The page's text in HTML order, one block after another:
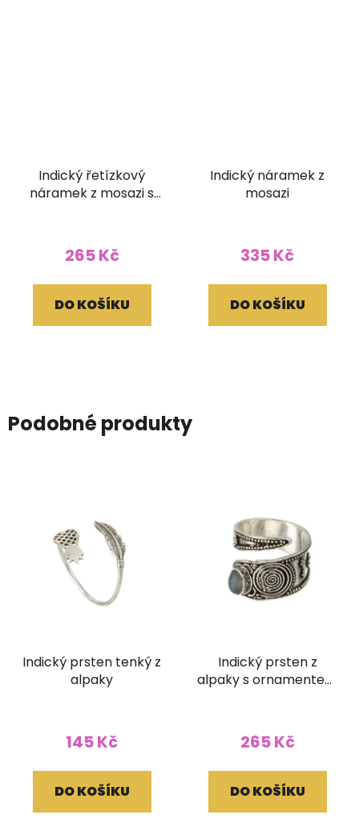
Indický řetízkový
náramek z mosazi s
265 Kč
DO KOŠÍKU
Indický náramek z
mosazi
335 Kč
DO KOŠÍKU
Podobné produkty
Indický prsten tenký z
alpaky
145 Kč
DO KOŠÍKU
Indický prsten z
alpaky s ornamentem
265 Kč
DO KOŠÍKU